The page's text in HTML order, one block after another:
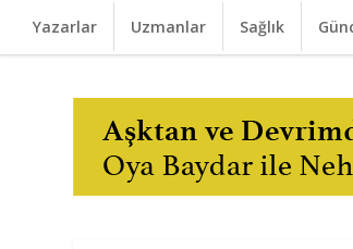
Yazarlar Uzmanlar Sağlık